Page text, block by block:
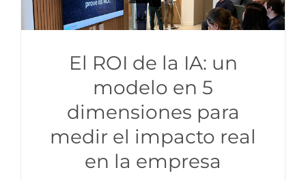
El ROI de la IA: un
modelo en 5
dimensiones para
medir el impacto real
en la empresa